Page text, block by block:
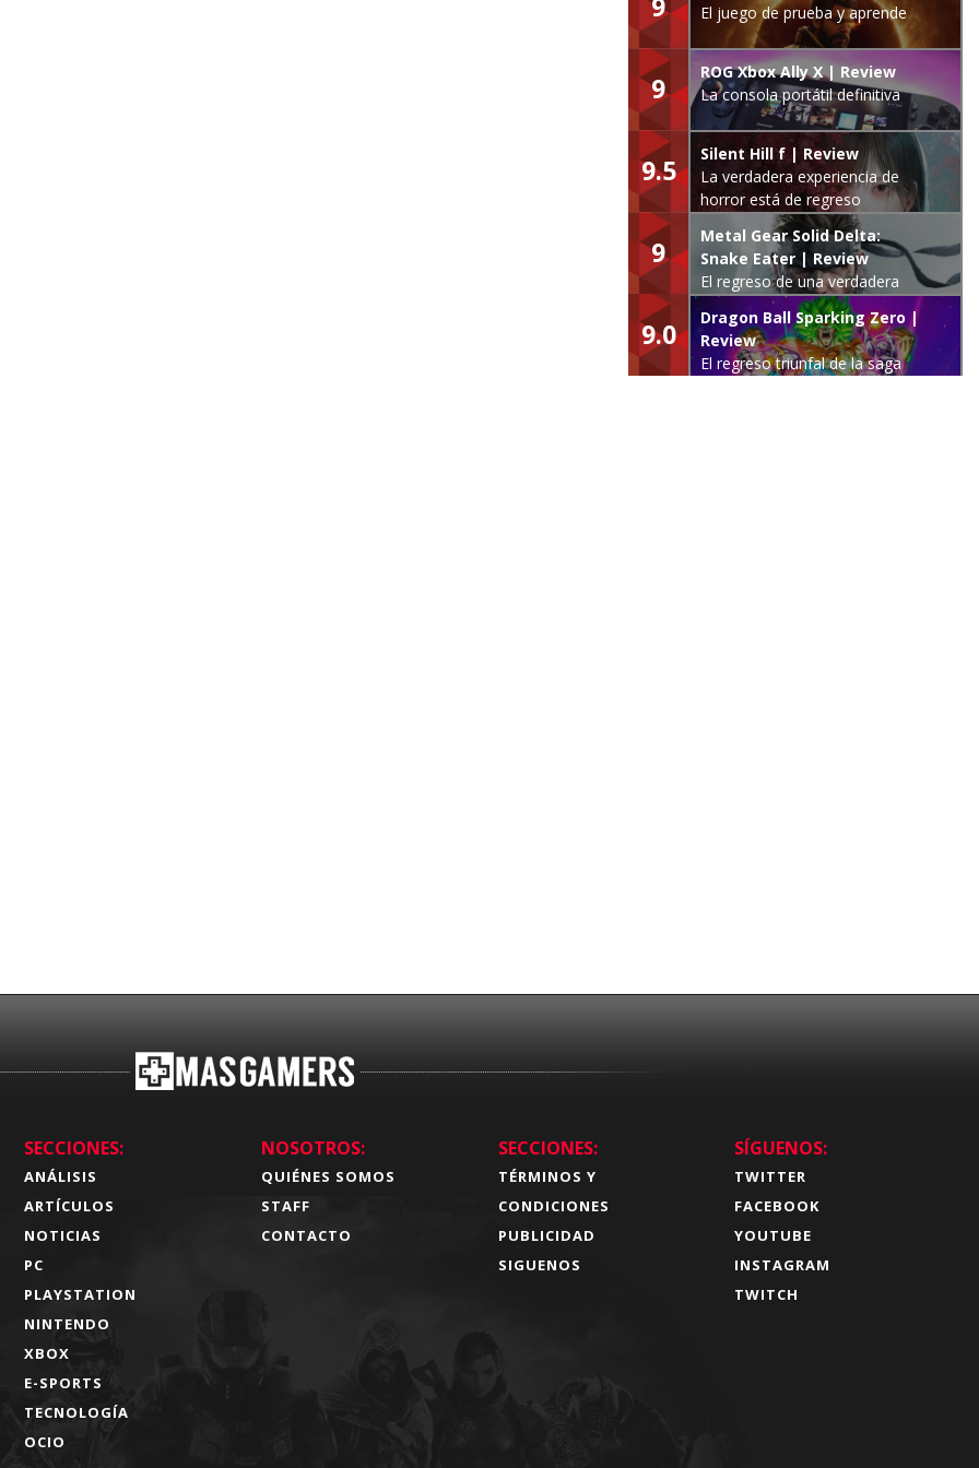
El juego de prueba y aprende
9
ROG Xbox Ally X | Review
La consola portátil definitiva
9.5
Silent Hill f | Review
La verdadera experiencia de
horror está de regreso
9
Metal Gear Solid Delta:
Snake Eater | Review
El regreso de una verdadera
leyenda
9.0
Dragon Ball Sparking Zero |
Review
El regreso triunfal de la saga
SECCIONES:
ANÁLISIS
ARTÍCULOS
NOTICIAS
PC
PLAYSTATION
NINTENDO
XBOX
E-SPORTS
TECNOLOGÍA
OCIO
NOSOTROS:
QUIÉNES SOMOS
STAFF
CONTACTO
SECCIONES:
TÉRMINOS Y
CONDICIONES
PUBLICIDAD
SIGUENOS
SÍGUENOS:
TWITTER
FACEBOOK
YOUTUBE
INSTAGRAM
TWITCH